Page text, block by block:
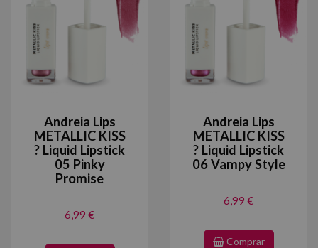
Andreia Lips
METALLIC KISS
? Liquid Lipstick
05 Pinky
Promise
6,99 €
Andreia Lips
METALLIC KISS
? Liquid Lipstick
06 Vampy Style
6,99 €
Comprar